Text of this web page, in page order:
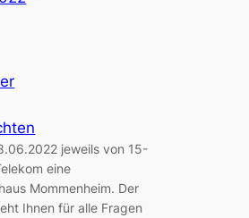
jeweils von 15-
eine
Mommenheim. Der
Ihnen für alle Fragen